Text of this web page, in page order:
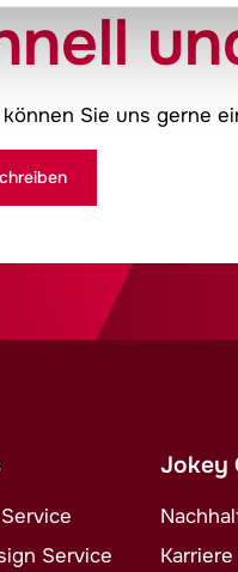
Sie uns gerne
Service
Jokey
Karriere